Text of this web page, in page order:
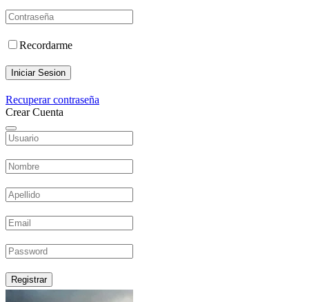
Recordarme
Iniciar Sesion
Recuperar contraseña
Crear Cuenta
Registrar